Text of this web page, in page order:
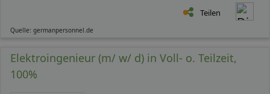
Teilen
Quelle: germanpersonnel.de
Elektroingenieur (m/ w/ d) in Voll- o. Teilzeit,
100%